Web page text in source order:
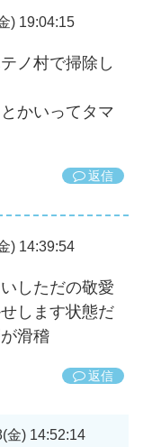
) 19:04:15
ノ村で掃除し
かいってタマ
返信
) 14:39:54
しただの敬愛
します状態だ
滑稽
返信
金) 14:52:14